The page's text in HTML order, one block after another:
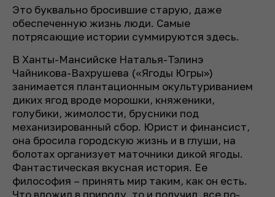
Это буквально бросившие старую, даже
обеспеченную жизнь люди. Самые
потрясающие истории суммируются здесь.
В Ханты-Мансийске Наталья-Тэлинэ
Чайникова-Вахрушева («Ягоды Югры»)
занимается плантационным окультуриванием
диких ягод вроде морошки, княженики,
голубики, жимолости, брусники под
механизированный сбор. Юрист и финансист,
она бросила городскую жизнь и в глуши, на
болотах организует маточники дикой ягоды.
Фантастическая вкусная история. Ее
философия – принять мир таким, как он есть.